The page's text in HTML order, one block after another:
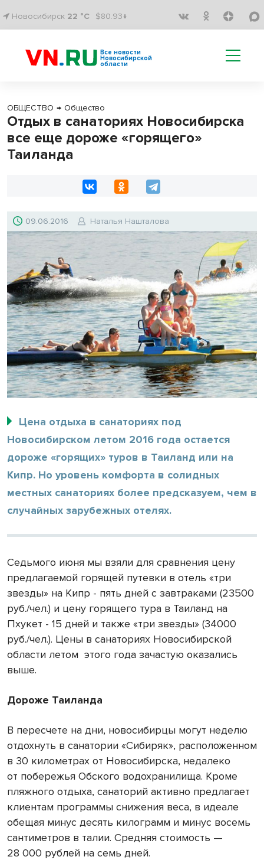
Новосибирск 22 °C $80.93↓
Все новости
Новосибирской
области
ОБЩЕСТВО → Общество
Отдых в санаториях Новосибирска
все еще дороже «горящего»
Таиланда
09.06.2016 Наталья Нашталова
Цена отдыха в санаториях под
Новосибирском летом 2016 года остается
дороже «горящих» туров в Таиланд или на
Кипр. Но уровень комфорта в солидных
местных санаториях более предсказуем, чем в
случайных зарубежных отелях.
Седьмого июня мы взяли для сравнения цену
предлагаемой горящей путевки в отель «три
звезды» на Кипр - пять дней с завтраками (23500
руб./чел.) и цену горящего тура в Таиланд на
Пхукет - 15 дней и также «три звезды» (34000
руб./чел.). Цены в санаториях Новосибирской
области летом этого года зачастую оказались
выше.
Дороже Таиланда
В пересчете на дни, новосибирцы могут неделю
отдохнуть в санатории «Сибиряк», расположенном
в 30 километрах от Но­во­си­бир­ска, не­да­ле­ко
от по­бе­ре­жья Об­ско­го во­до­хра­ни­ли­ща. Кроме
пляжного отдыха, санаторий активно предлагает
клиентам программы снижения веса, в идеале
обещая минус десять килограмм и минус восемь
сантиметров в талии. Средняя стоимость —
28 000 рублей на семь дней.